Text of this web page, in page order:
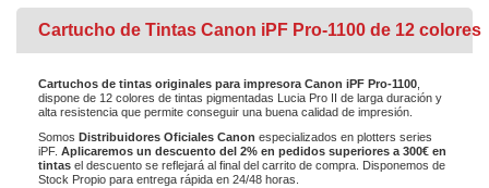
Cartucho de Tintas Canon iPF Pro-1100 de 12 colores
Cartuchos de tintas originales para impresora Canon iPF Pro-1100
dispone de 12 colores de tintas pigmentadas Lucia Pro II de larga duración y
alta resistencia que permite conseguir una buena calidad de impresión.
Somos Distribuidores Oficiales Canon especializados en plotters series
iPF. Aplicaremos un descuento del 2% en pedidos superiores a 300€ en
tintas el descuento se reflejará al final del carrito de compra. Disponemos de
Stock Propio para entrega rápida en 24/48 horas.